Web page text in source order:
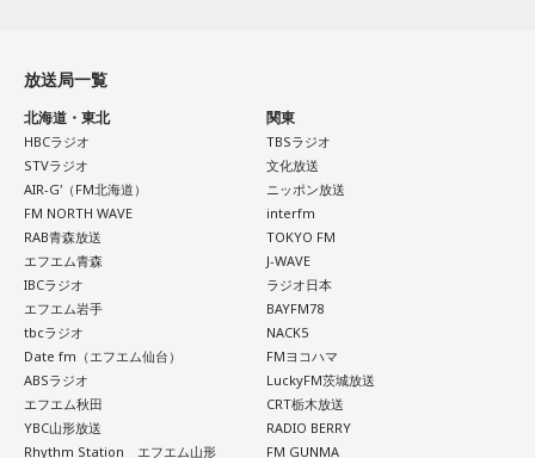
放送局一覧
北海道・東北
HBCラジオ
STVラジオ
AIR-G'（FM北海道）
FM NORTH WAVE
RAB青森放送
エフエム青森
IBCラジオ
エフエム岩手
tbcラジオ
Date fm（エフエム仙台）
ABSラジオ
エフエム秋田
YBC山形放送
Rhythm Station エフエム山形
関東
TBSラジオ
文化放送
ニッポン放送
interfm
TOKYO FM
J-WAVE
ラジオ日本
BAYFM78
NACK5
FMヨコハマ
LuckyFM茨城放送
CRT栃木放送
RADIO BERRY
FM GUNMA